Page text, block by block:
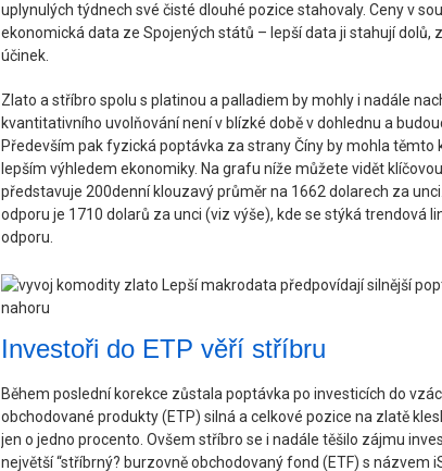
uplynulých týdnech své čisté dlouhé pozice stahovaly. Ceny v
ekonomická data ze Spojených států – lepší data ji stahují dolů,
účinek.
Zlato a stříbro spolu s platinou a palladiem by mohly i nadále
kvantitativního uvolňování není v blízké době v dohlednu a
Především pak fyzická poptávka za strany Číny by mohla těmto
lepším výhledem ekonomiky. Na grafu níže můžete vidět
představuje 200denní klouzavý průměr na 1662 dolarech za
odporu je 1710 dolarů za unci (viz výše), kde se stýká trendová
odporu.
Investoři do ETP věří stříbru
Během poslední korekce zůstala poptávka po investicích do
obchodované produkty (ETP) silná a celkové pozice na zlatě
jen o jedno procento. Ovšem stříbro se i nadále těšilo zájmu
největší “stříbrný? burzovně obchodovaný fond (ETF) s názvem